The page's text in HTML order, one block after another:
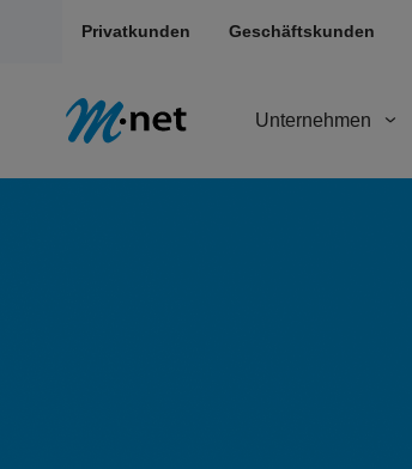
Privatkunden Geschäftskunden
Unternehmen